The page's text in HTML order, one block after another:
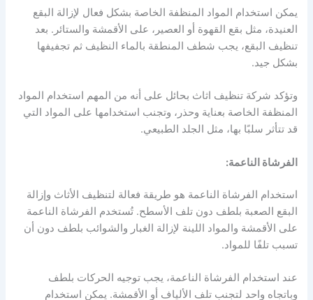
يمكن استخدام المواد المنظفة الخاصة بشكل فعال لإزالة البقع
العنيدة، مثل بقع القهوة أو العصير، على الأقمشة والستائر. بعد
تنظيف البقع، يجب شطف المنطقة بالماء النظيف ثم تجفيفها
بشكل جيد.
وتؤكد شركة تنظيف اثاث بحائل على أنه من المهم استخدام المواد
المنظفة الخاصة بعناية وحذر، وتجنب استخدامها على المواد التي
قد تتأثر سلبًا بها، مثل الجلد الطبيعي.
الفرشاة الناعمة:
استخدام الفرشاة الناعمة هو طريقة فعالة لتنظيف الأثاث وإزالة
البقع الصعبة بلطف دون تلف الأسطح. تُستخدم الفرشاة الناعمة
على الأقمشة والمواد اللينة لإزالة الغبار والشوائب بلطف دون أن
تسبب تلفًا للمواد.
عند استخدام الفرشاة الناعمة، يجب توجيه الحركات بلطف
وباتجاه واحد لتجنب تلف الألياف أو الأقمشة. يمكن استخدام